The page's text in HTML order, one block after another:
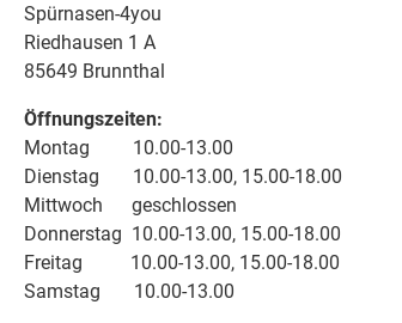
Spürnasen-4you
Riedhausen 1 A
85649 Brunnthal
Öffnungszeiten:
Montag 10.00-13.00
Dienstag 10.00-13.00, 15.00-18.00
Mittwoch geschlossen
Donnerstag 10.00-13.00, 15.00-18.00
Freitag 10.00-13.00, 15.00-18.00
Samstag 10.00-13.00